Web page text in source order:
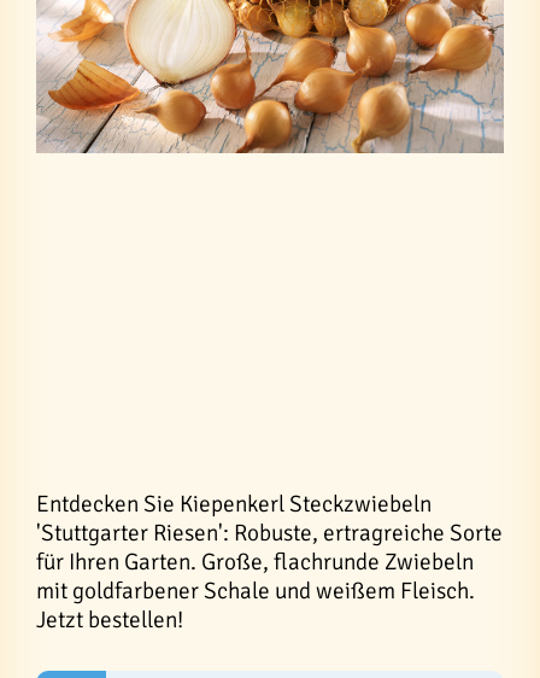
Entdecken Sie Kiepenkerl Steckzwiebeln
'Stuttgarter Riesen': Robuste, ertragreiche Sorte
für Ihren Garten. Große, flachrunde Zwiebeln
mit goldfarbener Schale und weißem Fleisch.
Jetzt bestellen!